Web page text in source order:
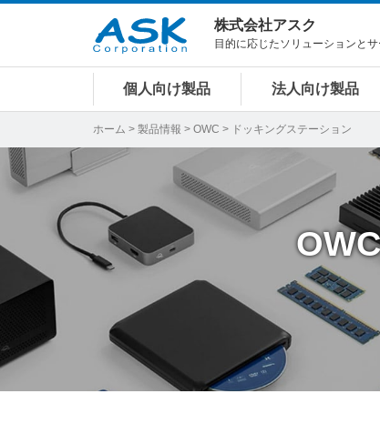
株式会社アスク
目的に応じたソリューションと
個人向け製品 法人向け製品
ホーム > 製品情報 > OWC > ドッキングステーション
OWC